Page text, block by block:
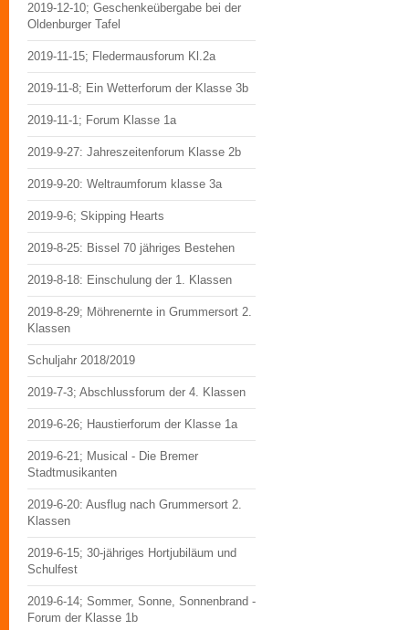
2019-12-10; Geschenkeübergabe bei der
Oldenburger Tafel
2019-11-15; Fledermausforum Kl.2a
2019-11-8; Ein Wetterforum der Klasse 3b
2019-11-1; Forum Klasse 1a
2019-9-27: Jahreszeitenforum Klasse 2b
2019-9-20: Weltraumforum klasse 3a
2019-9-6; Skipping Hearts
2019-8-25: Bissel 70 jähriges Bestehen
2019-8-18: Einschulung der 1. Klassen
2019-8-29; Möhrenernte in Grummersort 2.
Klassen
Schuljahr 2018/2019
2019-7-3; Abschlussforum der 4. Klassen
2019-6-26; Haustierforum der Klasse 1a
2019-6-21; Musical - Die Bremer
Stadtmusikanten
2019-6-20: Ausflug nach Grummersort 2.
Klassen
2019-6-15; 30-jähriges Hortjubiläum und
Schulfest
2019-6-14; Sommer, Sonne, Sonnenbrand -
Forum der Klasse 1b